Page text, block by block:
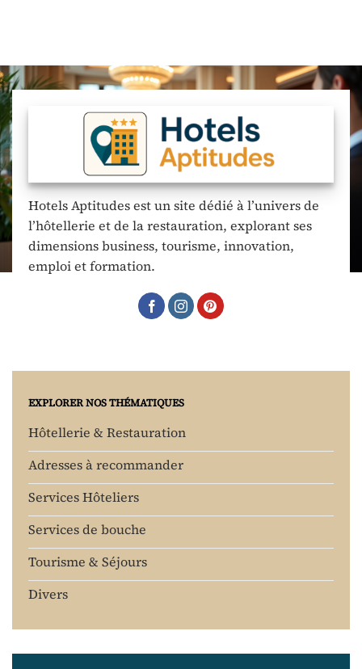
Hotels Aptitudes est un site dédié à l’univers de
l’hôtellerie et de la restauration, explorant ses
dimensions business, tourisme, innovation,
emploi et formation.
EXPLORER NOS THÉMATIQUES
Hôtellerie & Restauration
Adresses à recommander
Services Hôteliers
Services de bouche
Tourisme & Séjours
Divers